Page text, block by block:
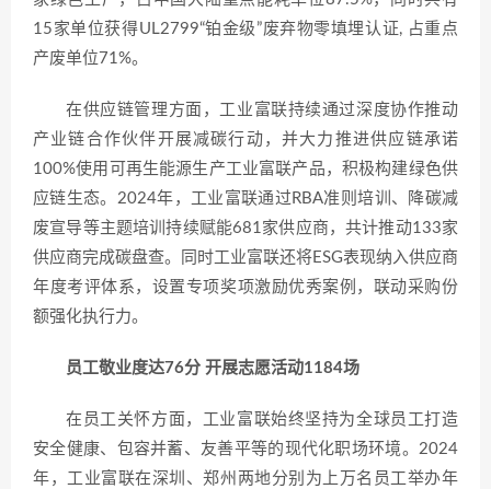
15家单位获得UL2799“铂金级”废弃物零填埋认证, 占重点
产废单位71%。
在供应链管理方面，工业富联持续通过深度协作推动
产业链合作伙伴开展减碳行动，并大力推进供应链承诺
100%使用可再生能源生产工业富联产品，积极构建绿色供
应链生态。2024年，工业富联通过RBA准则培训、降碳减
废宣导等主题培训持续赋能681家供应商，共计推动133家
供应商完成碳盘查。同时工业富联还将ESG表现纳入供应商
年度考评体系，设置专项奖项激励优秀案例，联动采购份
额强化执行力。
员工敬业度达76分 开展志愿活动1184场
在员工关怀方面，工业富联始终坚持为全球员工打造
安全健康、包容并蓄、友善平等的现代化职场环境。2024
年，工业富联在深圳、郑州两地分别为上万名员工举办年